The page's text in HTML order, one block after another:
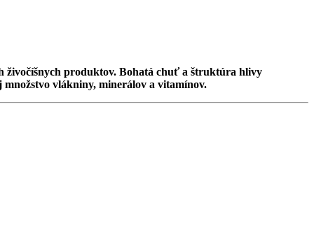
živočíšnych produktov. Bohatá chuť a štruktúra hlivy
vlákniny, minerálov a vitamínov.